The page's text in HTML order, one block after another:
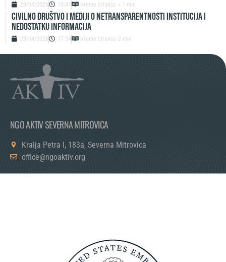
29/04/2026 10:41 Vreme čitanja: < 1 min
Civilno društvo i mediji o netransparentnosti institucija i
nedostatku informacija
23/04/2026 17:54 Vreme čitanja: 2 min
NGO AKTIV SEVERNA MITROVICA
Kralja Petra I, 183a, Severna Mitrovica
office@ngoaktiv.org